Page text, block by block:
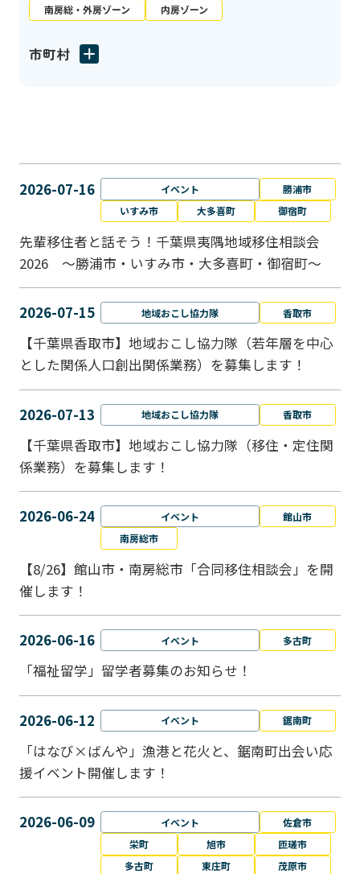
南房総・外房ゾーン
内房ゾーン
市町村
2026-07-16 イベント
勝浦市
いすみ市
大多喜町 御宿町
先輩移住者と話そう！千葉県夷隅地域移住相談会
2026 ～勝浦市・いすみ市・大多喜町・御宿町～
2026-07-15 地域おこし協力隊 香取市
【千葉県香取市】地域おこし協力隊（若年層を中心
とした関係人口創出関係業務）を募集します！
2026-07-13 地域おこし協力隊 香取市
【千葉県香取市】地域おこし協力隊（移住・定住関
係業務）を募集します！
2026-06-24 イベント
館山市
南房総市
【8/26】館山市・南房総市「合同移住相談会」を開
催します！
2026-06-16 イベント 多古町
「福祉留学」留学者募集のお知らせ！
2026-06-12 イベント 鋸南町
「はなび×ばんや」漁港と花火と、鋸南町出会い応
援イベント開催します！
2026-06-09 イベント
佐倉市
栄町
旭市
匝瑳市
多古町
東庄町
茂原市